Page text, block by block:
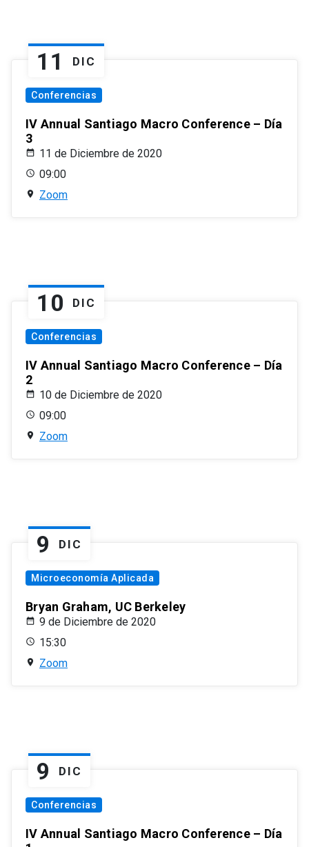
11 DIC
Conferencias
IV Annual Santiago Macro Conference – Día
3
11 de Diciembre de 2020
09:00
Zoom
10 DIC
Conferencias
IV Annual Santiago Macro Conference – Día
2
10 de Diciembre de 2020
09:00
Zoom
9 DIC
Microeconomía Aplicada
Bryan Graham, UC Berkeley
9 de Diciembre de 2020
15:30
Zoom
9 DIC
Conferencias
IV Annual Santiago Macro Conference – Día